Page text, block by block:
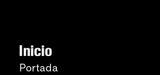
Inicio
Portada